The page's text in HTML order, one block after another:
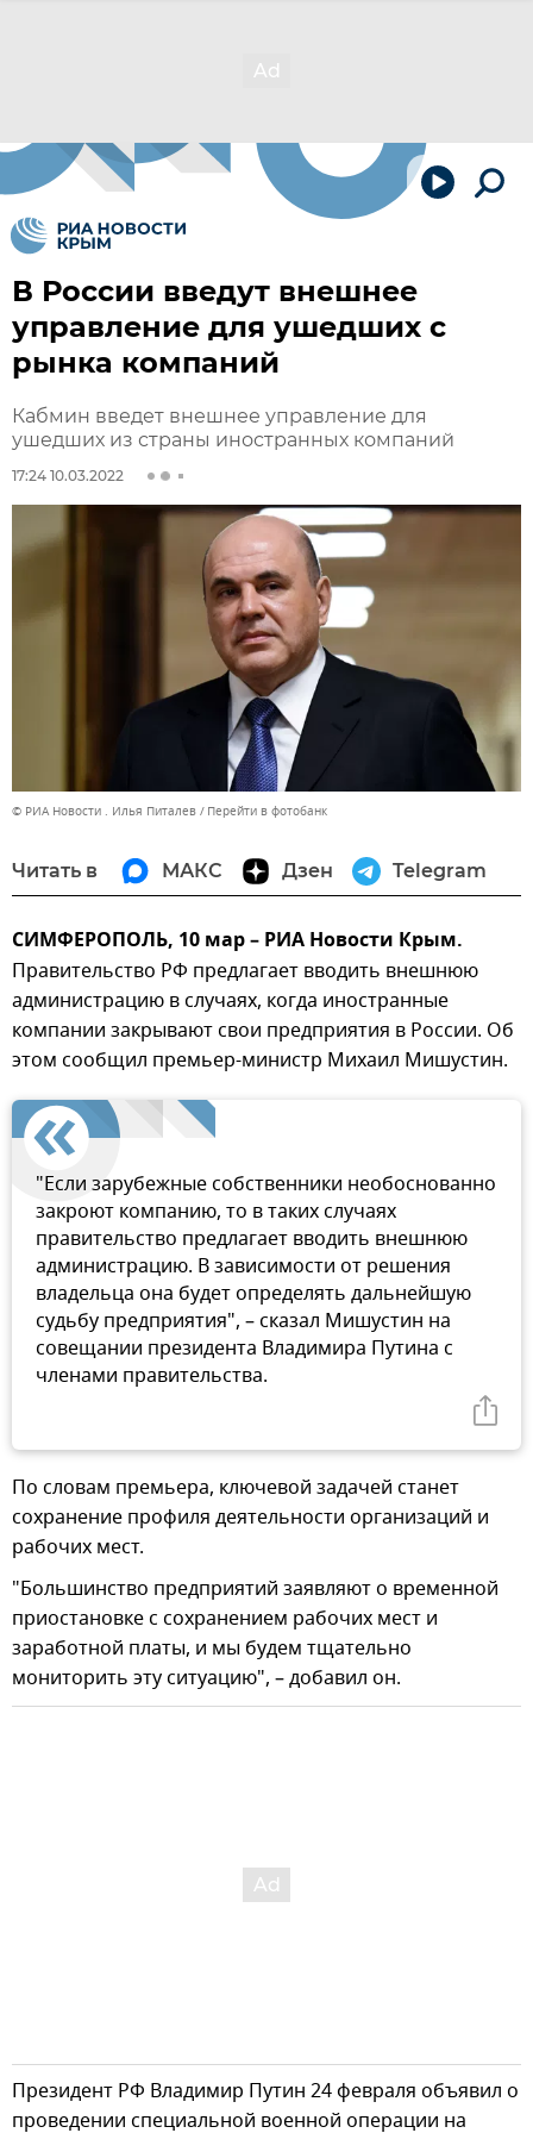
В России введут внешнее
управление для ушедших с
рынка компаний
Кабмин введет внешнее управление для
ушедших из страны иностранных компаний
17:24 10.03.2022
© РИА Новости . Илья Питалев Перейти в фотобанк
Читать в МАКС Дзен Telegram
СИМФЕРОПОЛЬ, 10 мар – РИА Новости Крым.
Правительство РФ предлагает вводить внешнюю
администрацию в случаях, когда иностранные
компании закрывают свои предприятия в России. Об
этом сообщил премьер-министр Михаил Мишустин.
"Если зарубежные собственники необоснованно
закроют компанию, то в таких случаях
правительство предлагает вводить внешнюю
администрацию. В зависимости от решения
владельца она будет определять дальнейшую
судьбу предприятия", – сказал Мишустин на
совещании президента Владимира Путина с
членами правительства.
По словам премьера, ключевой задачей станет
сохранение профиля деятельности организаций и
рабочих мест.
"Большинство предприятий заявляют о временной
приостановке с сохранением рабочих мест и
заработной платы, и мы будем тщательно
мониторить эту ситуацию", – добавил он.
Президент РФ Владимир Путин 24 февраля объявил о
проведении специальной военной операции на